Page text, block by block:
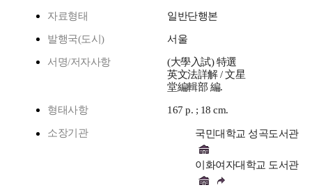
자료형태 일반단행본
발행국(도시) 서울
서명/저자사항
(大學入試) 特選
英文法詳解 / 文星
堂編輯部 編.
형태사항 167 p. ; 18 cm.
소장기관 국민대학교 성곡도서관
이화여자대학교 도서관